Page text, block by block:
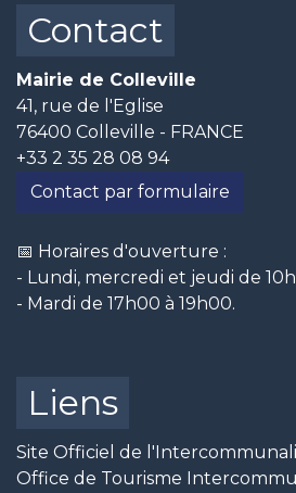
Contact
Mairie de Colleville
41, rue de l'Eglise
76400 Colleville - FRANCE
+33 2 35 28 08 94
Contact par formulaire
📅 Horaires d'ouverture :
- Lundi, mercredi et jeudi de
- Mardi de 17h00 à 19h00.
Liens
Site Officiel de
Office de Tourisme